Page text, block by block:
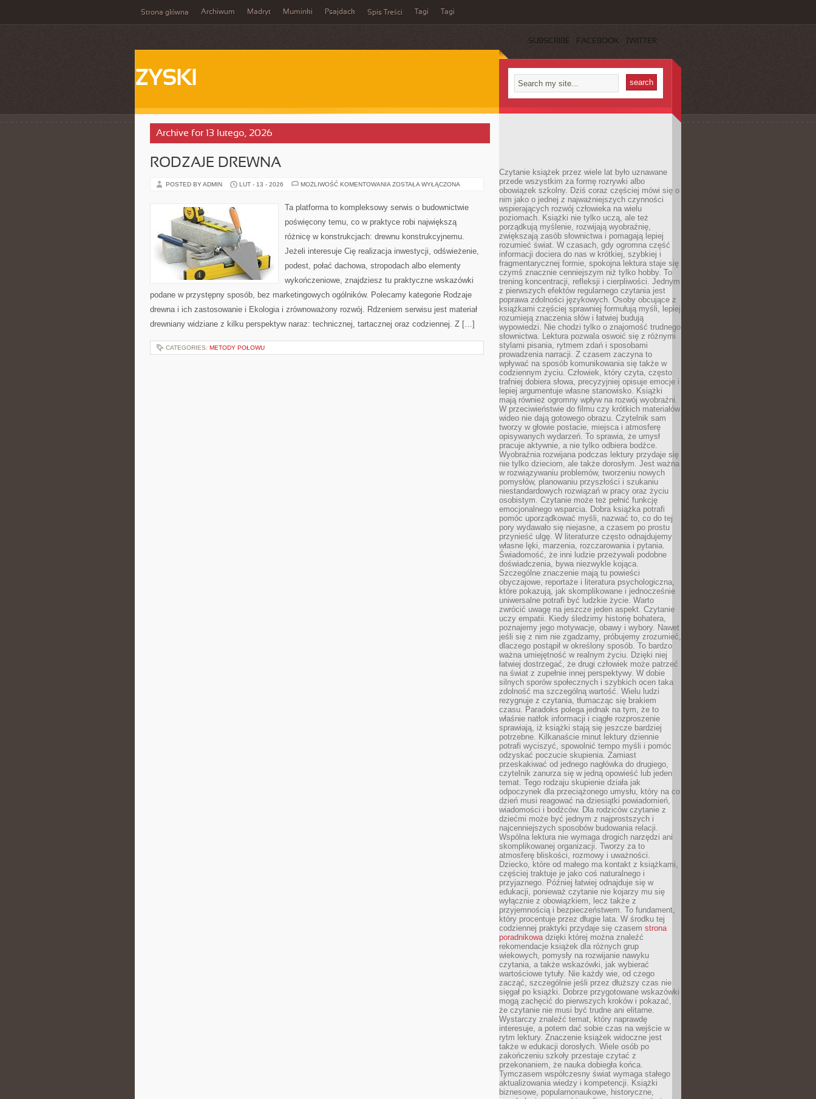
Strona główna Archiwum Madryt Muminki Psajdack Spis Treści Tagi Tagi
SUBSCRIBE FACEBOOK TWITTER
ZYSKI
Archive for 13 lutego, 2026
RODZAJE DREWNA
POSTED BY ADMIN LUT - 13 - 2026 MOŻLIWOŚĆ KOMENTOWANIA RODZAJE
ZOSTAŁA WYŁĄCZONA
Ta platforma to kompleksowy serwis o budownictwie
poświęcony temu, co w praktyce robi największą
różnicę w konstrukcjach: drewnu konstrukcyjnemu.
Jeżeli interesuje Cię realizacja inwestycji, odświeżenie,
podest, połać dachowa, stropodach albo elementy
wykończeniowe, znajdziesz tu praktyczne wskazówki
podane w przystępny sposób, bez marketingowych ogólników. Polecamy kategorie Rodzaje
drewna i ich zastosowanie i Ekologia i zrównoważony rozwój. Rdzeniem serwisu jest materiał
drewniany widziane z kilku perspektyw naraz: technicznej, tartacznej oraz codziennej. Z […]
CATEGORIES: METODY POŁOWU
Czytanie książek przez wiele lat było uznawane
przede wszystkim za formę rozrywki albo
obowiązek szkolny. Dziś coraz częściej mówi się o
nim jako o jednej z najważniejszych czynności
wspierających rozwój człowieka na wielu
poziomach. Książki nie tylko uczą, ale też
porządkują myślenie, rozwijają wyobraźnię,
zwiększają zasób słownictwa i pomagają lepiej
rozumieć świat. W czasach, gdy ogromna część
informacji dociera do nas w krótkiej, szybkiej i
fragmentarycznej formie, spokojna lektura staje się
czymś znacznie cenniejszym niż tylko hobby. To
trening koncentracji, refleksji i cierpliwości. Jednym
z pierwszych efektów regularnego czytania jest
poprawa zdolności językowych. Osoby obcujące z
książkami częściej sprawniej formułują myśli, lepiej
rozumieją znaczenia słów i łatwiej budują
wypowiedzi. Nie chodzi tylko o znajomość trudnego
słownictwa. Lektura pozwala oswoić się z różnymi
stylami pisania, rytmem zdań i sposobami
prowadzenia narracji. Z czasem zaczyna to
wpływać na sposób komunikowania się także w
codziennym życiu. Człowiek, który czyta, często
trafniej dobiera słowa, precyzyjniej opisuje emocje i
lepiej argumentuje własne stanowisko. Książki
mają również ogromny wpływ na rozwój wyobraźni.
W przeciwieństwie do filmu czy krótkich materiałów
wideo nie dają gotowego obrazu. Czytelnik sam
tworzy w głowie postacie, miejsca i atmosferę
opisywanych wydarzeń. To sprawia, że umysł
pracuje aktywnie, a nie tylko odbiera bodźce.
Wyobraźnia rozwijana podczas lektury przydaje się
nie tylko dzieciom, ale także dorosłym. Jest ważna
w rozwiązywaniu problemów, tworzeniu nowych
pomysłów, planowaniu przyszłości i szukaniu
niestandardowych rozwiązań w pracy oraz życiu
osobistym. Czytanie może też pełnić funkcję
emocjonalnego wsparcia. Dobra książka potrafi
pomóc uporządkować myśli, nazwać to, co do tej
pory wydawało się niejasne, a czasem po prostu
przynieść ulgę. W literaturze często odnajdujemy
własne lęki, marzenia, rozczarowania i pytania.
Świadomość, że inni ludzie przeżywali podobne
doświadczenia, bywa niezwykle kojąca.
Szczególne znaczenie mają tu powieści
obyczajowe, reportaże i literatura psychologiczna,
które pokazują, jak skomplikowane i jednocześnie
uniwersalne potrafi być ludzkie życie. Warto
zwrócić uwagę na jeszcze jeden aspekt. Czytanie
uczy empatii. Kiedy śledzimy historię bohatera,
poznajemy jego motywacje, obawy i wybory. Nawet
jeśli się z nim nie zgadzamy, próbujemy zrozumieć,
dlaczego postąpił w określony sposób. To bardzo
ważna umiejętność w realnym życiu. Dzięki niej
łatwiej dostrzegać, że drugi człowiek może patrzeć
na świat z zupełnie innej perspektywy. W dobie
silnych sporów społecznych i szybkich ocen taka
zdolność ma szczególną wartość. Wielu ludzi
rezygnuje z czytania, tłumacząc się brakiem
czasu. Paradoks polega jednak na tym, że to
właśnie natłok informacji i ciągłe rozproszenie
sprawiają, iż książki stają się jeszcze bardziej
potrzebne. Kilkanaście minut lektury dziennie
potrafi wyciszyć, spowolnić tempo myśli i pomóc
odzyskać poczucie skupienia. Zamiast
przeskakiwać od jednego nagłówka do drugiego,
czytelnik zanurza się w jedną opowieść lub jeden
temat. Tego rodzaju skupienie działa jak
odpoczynek dla przeciążonego umysłu, który na co
dzień musi reagować na dziesiątki powiadomień,
wiadomości i bodźców. Dla rodziców czytanie z
dziećmi może być jednym z najprostszych i
najcenniejszych sposobów budowania relacji.
Wspólna lektura nie wymaga drogich narzędzi ani
skomplikowanej organizacji. Tworzy za to
atmosferę bliskości, rozmowy i uważności.
Dziecko, które od małego ma kontakt z książkami,
częściej traktuje je jako coś naturalnego i
przyjaznego. Później łatwiej odnajduje się w
edukacji, ponieważ czytanie nie kojarzy mu się
wyłącznie z obowiązkiem, lecz także z
przyjemnością i bezpieczeństwem. To fundament,
który procentuje przez długie lata. W środku tej
codziennej praktyki przydaje się czasem strona
poradnikowadzięki której można znaleźć
rekomendacje książek dla różnych grup
wiekowych, pomysły na rozwijanie nawyku
czytania, a także wskazówki, jak wybierać
wartościowe tytuły. Nie każdy wie, od czego
zacząć, szczególnie jeśli przez dłuższy czas nie
sięgał po książki. Dobrze przygotowane wskazówki
mogą zachęcić do pierwszych kroków i pokazać,
że czytanie nie musi być trudne ani elitarne.
Wystarczy znaleźć temat, który naprawdę
interesuje, a potem dać sobie czas na wejście w
rytm lektury. Znaczenie książek widoczne jest
także w edukacji dorosłych. Wiele osób po
zakończeniu szkoły przestaje czytać z
przekonaniem, że nauka dobiegła końca.
Tymczasem współczesny świat wymaga stałego
aktualizowania wiedzy i kompetencji. Książki
biznesowe, popularnonaukowe, historyczne,